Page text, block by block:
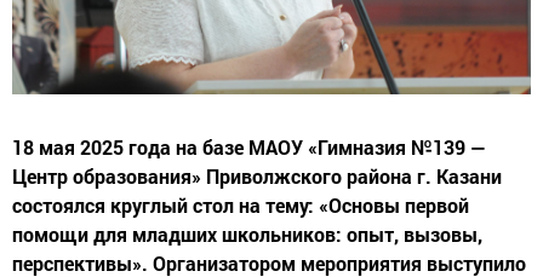
18 мая 2025 года на базе МАОУ «Гимназия №139 —
Центр образования» Приволжского района г. Казани
состоялся круглый стол на тему: «Основы первой
помощи для младших школьников: опыт, вызовы,
перспективы». Организатором мероприятия выступило